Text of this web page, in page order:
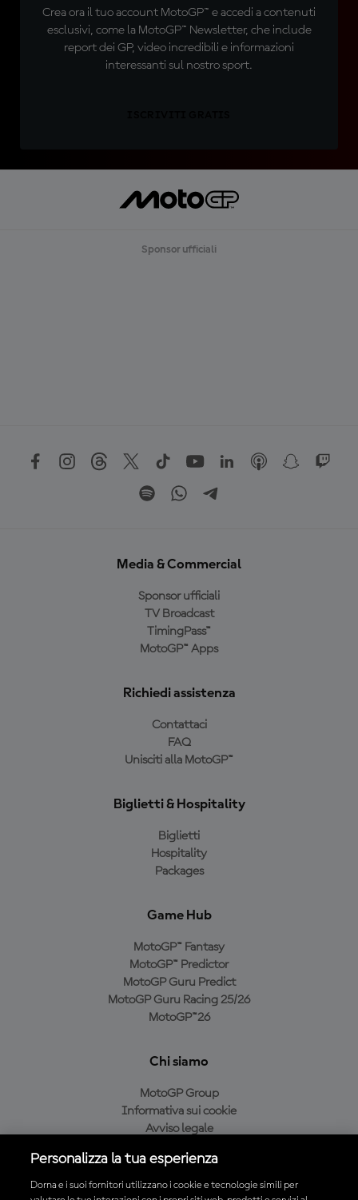
Crea ora il tuo account MotoGP™ e accedi a contenuti
esclusivi, come la MotoGP™ Newsletter, che include
report dei GP, video incredibili e informazioni
interessanti sul nostro sport.
Sponsor ufficiali
Media & Commercial
Sponsor ufficiali
TV Broadcast
TimingPass™
MotoGP™ Apps
Richiedi assistenza
Contattaci
FAQ
Unisciti alla MotoGP™
Biglietti & Hospitality
Biglietti
Hospitality
Packages
Game Hub
MotoGP™ Fantasy
MotoGP™ Predictor
MotoGP Guru Predict
MotoGP Guru Racing 25/26
MotoGP™26
Chi siamo
MotoGP Group
Informativa sui cookie
Avviso legale
Condizioni di acquisto
Personalizza la tua esperienza
Dorna e i suoi fornitori utilizzano i cookie e tecnologie simili per